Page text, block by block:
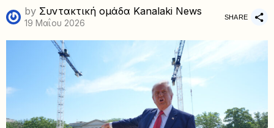
by Συντακτική ομάδα Kanalaki News
19 Μαΐου 2026
SHARE